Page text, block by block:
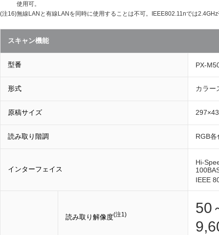
使用可。
(注16)無線LANと有線LANを同時に使用することは不可。IEEE802.11nでは
スキャン機能
型番 PX-
形式 カラー
原稿サイズ
読み取り階調 RGB
インターフェイス
Hi-
IEEE
読み取り解像度(注1)
50